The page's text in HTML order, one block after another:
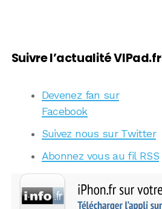
Suivre l’actualité VIPad.fr
Devenez fan sur
Facebook
Suivez nous sur Twitter
Abonnez vous au fil RSS